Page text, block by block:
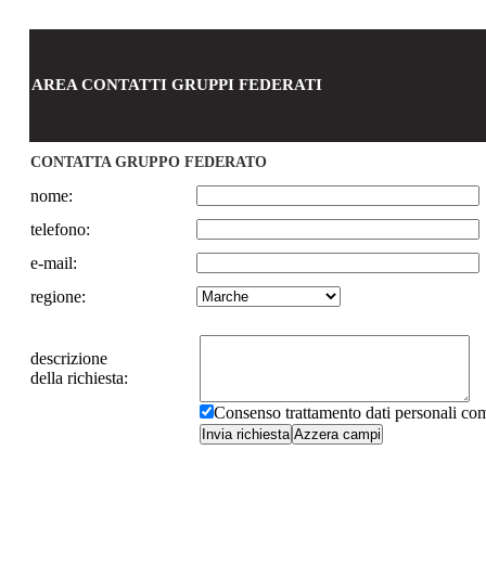
AREA CONTATTI GRUPPI FEDERATI
CONTATTA GRUPPO FEDERATO
nome:
telefono:
e-mail:
regione:
descrizione
della richiesta:
Consenso trattamento dati personali